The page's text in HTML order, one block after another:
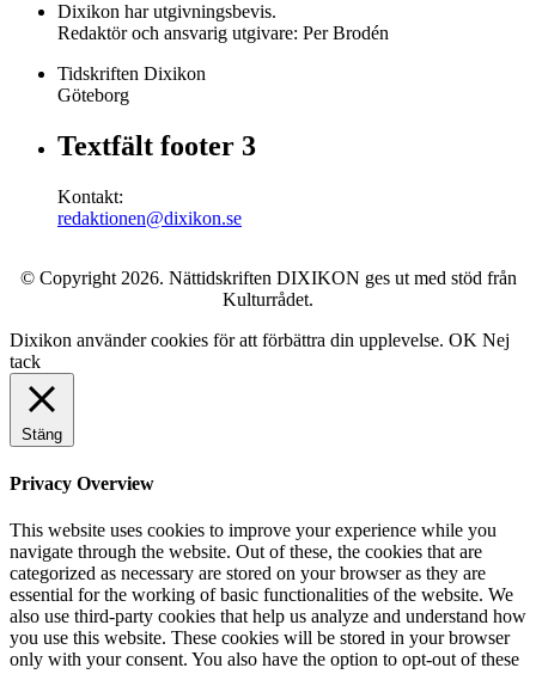
Dixikon har utgivningsbevis.
Redaktör och ansvarig utgivare: Per Brodén
Tidskriften Dixikon
Göteborg
Textfält footer 3
Kontakt:
redaktionen@dixikon.se
© Copyright 2026. Nättidskriften DIXIKON ges ut med stöd från
Kulturrådet.
Dixikon använder cookies för att förbättra din upplevelse. OK Nej
tack
Stäng
Privacy Overview
This website uses cookies to improve your experience while you
navigate through the website. Out of these, the cookies that are
categorized as necessary are stored on your browser as they are
essential for the working of basic functionalities of the website. We
also use third-party cookies that help us analyze and understand how
you use this website. These cookies will be stored in your browser
only with your consent. You also have the option to opt-out of these